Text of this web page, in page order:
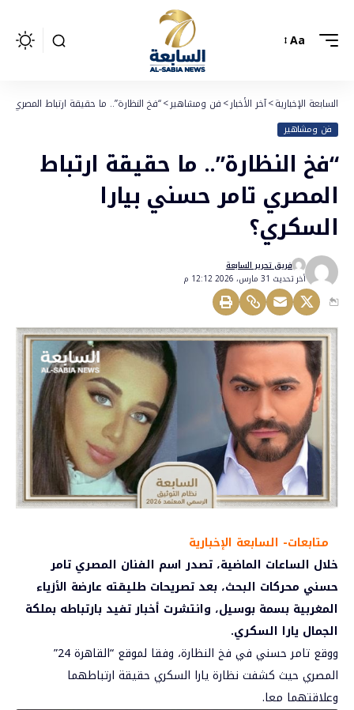
Aa
السابعة الإخبارية>آخر الأخبار>فن ومشاهير>“فخ النظارة”.. ما حقيقة ارتباط المصري
فن ومشاهير
“فخ النظارة”.. ما حقيقة ارتباط
المصري تامر حسني بيارا
السكري؟
أخر تحديث 31 مارس، 2026 12:12 م
فريق تحرير السابعة
متابعات- السابعة الإخبارية
خلال الساعات الماضية، تصدر اسم الفنان المصري تامر
حسني محركات البحث، بعد تصريحات طليقته عارضة الأزياء
المغربية بسمة بوسيل، وانتشرت أخبار تفيد بارتباطه بملكة
الجمال يارا السكري.
ووقع تامر حسني في فخ النظارة، وفقا لموقع “القاهرة 24”
المصري حيث كشفت نظارة يارا السكري حقيقة ارتباطهما
وعلاقتهما معا.